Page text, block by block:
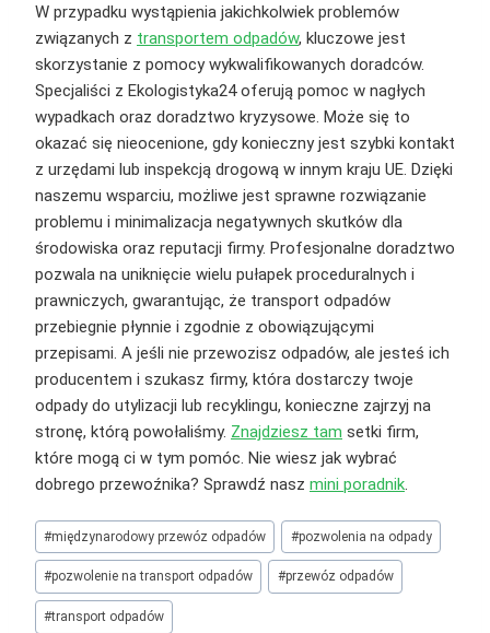
W przypadku wystąpienia jakichkolwiek problemów
związanych z transportem odpadów, kluczowe jest
skorzystanie z pomocy wykwalifikowanych doradców.
Specjaliści z Ekologistyka24 oferują pomoc w nagłych
wypadkach oraz doradztwo kryzysowe. Może się to
okazać się nieocenione, gdy konieczny jest szybki kontakt
z urzędami lub inspekcją drogową w innym kraju UE. Dzięki
naszemu wsparciu, możliwe jest sprawne rozwiązanie
problemu i minimalizacja negatywnych skutków dla
środowiska oraz reputacji firmy. Profesjonalne doradztwo
pozwala na uniknięcie wielu pułapek proceduralnych i
prawniczych, gwarantując, że transport odpadów
przebiegnie płynnie i zgodnie z obowiązującymi
przepisami. A jeśli nie przewozisz odpadów, ale jesteś ich
producentem i szukasz firmy, która dostarczy twoje
odpady do utylizacji lub recyklingu, konieczne zajrzyj na
stronę, którą powołaliśmy. Znajdziesz tam setki firm,
które mogą ci w tym pomóc. Nie wiesz jak wybrać
dobrego przewoźnika? Sprawdź nasz mini poradnik.
Tagi
wpisu:
#międzynarodowy przewóz odpadów #pozwolenia na odpady
#pozwolenie na transport odpadów #przewóz odpadów
#transport odpadów